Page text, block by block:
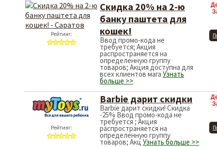
Рейтинг:
Скидка 20% на 2-ю
банку паштета для
кошек!
Ввод промо-кода не
требуется; Акция
распространяется на
определенную группу
товаров; Акция доступна для
всех клиентов мага Узнать
больше >>
Рейтинг:
Barbie дарит скидки
Barbie дарит скидки! Скидка
-25% Ввод промо-кода не
требуется ; Акция
распространяется на
определенную группу
товаров; Акц Узнать больше >>